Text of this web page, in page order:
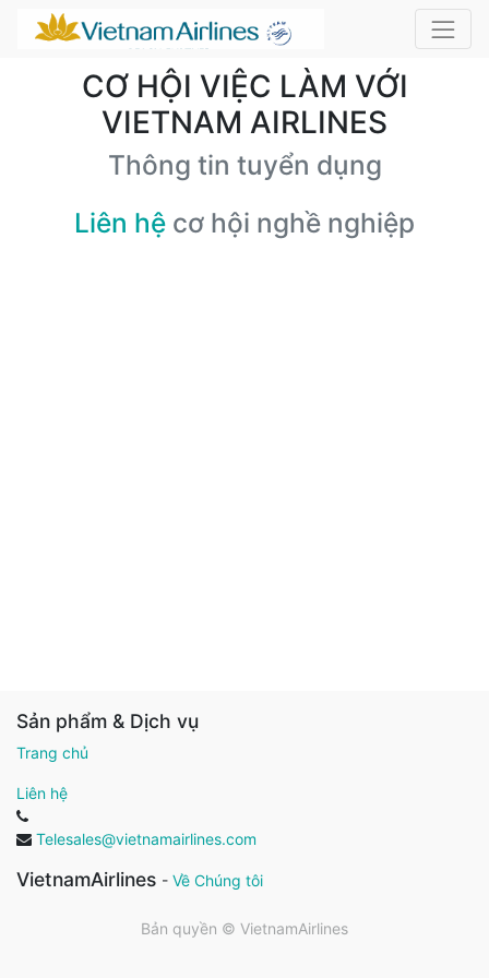
CƠ HỘI VIỆC LÀM VỚI
VIETNAM AIRLINES
Thông tin tuyển dụng
Liên hệ cơ hội nghề nghiệp
Sản phẩm & Dịch vụ
Trang chủ
Liên hệ
Telesales@vietnamairlines.com
VietnamAirlines - Về Chúng tôi
Bản quyền © VietnamAirlines